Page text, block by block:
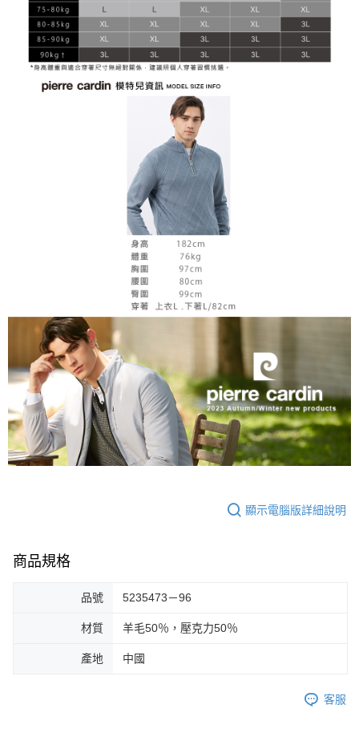
顯示電腦版詳細說明
商品規格
品號 5235473－96
材質 羊毛50％，壓克力50％
產地 中國
客服